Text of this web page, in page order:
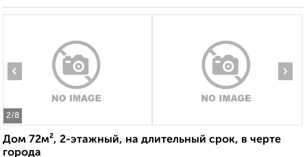
2/8
‹ ›
Дом 72м², 2-этажный, на длительный срок, в черте
города